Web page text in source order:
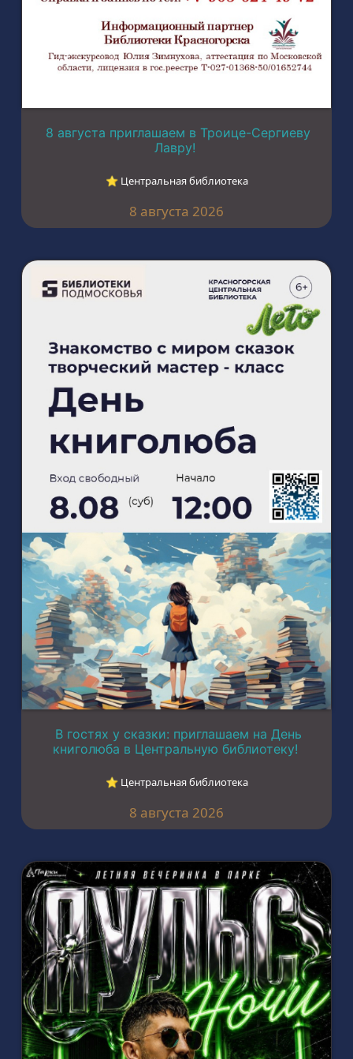
8 августа приглашаем в Троице-Сергиеву
Лавру!
⭐︎ Центральная библиотека
8 августа 2026
В гостях у сказки: приглашаем на День
книголюба в Центральную библиотеку!
⭐︎ Центральная библиотека
8 августа 2026